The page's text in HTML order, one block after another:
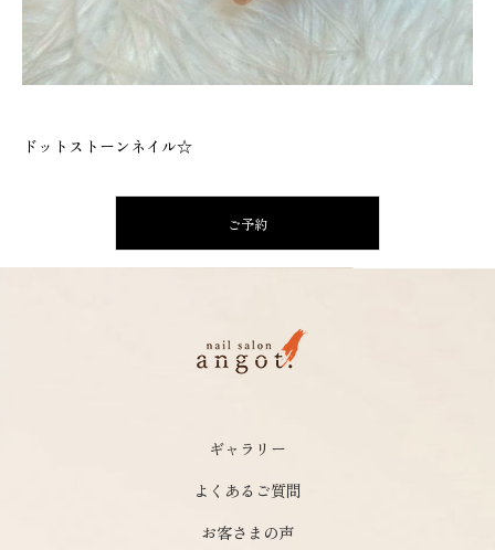
ドットストーンネイル☆
ご予約
ギャラリー
よくあるご質問
お客さまの声